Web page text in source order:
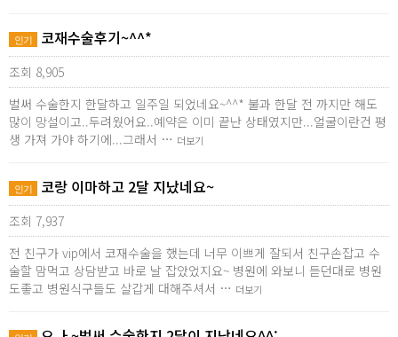
인기 코재수술후기~^^*
조회 8,905
벌써 수술한지 한달하고 일주일 되었네요~^^* 불과 한달 전 까지만 해도
많이 망설이고..두려웠어요..예약은 이미 끝난 상태였지만...얼굴이란건 평
생 가져 가야 하기에...그래서 … 더보기
인기 코랑 이마하고 2달 지났네요~
조회 7,937
전 친구가 vip에서 코재수술을 했는데 너무 이쁘게 잘되서 친구손잡고 수
술할 맘먹고 상담받고 바로 날 잡았었지요~ 병원에 와보니 듣던대로 병원
도좋고 병원식구들도 살갑게 대해주셔서 … 더보기